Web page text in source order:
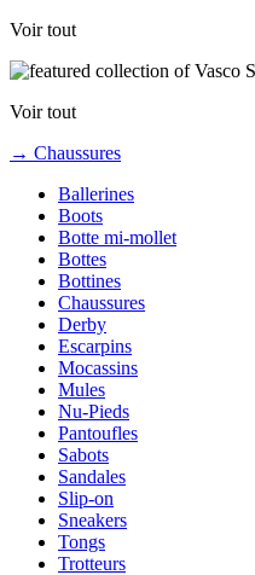
Voir tout
Voir tout
→ Chaussures
Ballerines
Boots
Botte mi-mollet
Bottes
Bottines
Chaussures
Derby
Escarpins
Mocassins
Mules
Nu-Pieds
Pantoufles
Sabots
Sandales
Slip-on
Sneakers
Tongs
Trotteurs